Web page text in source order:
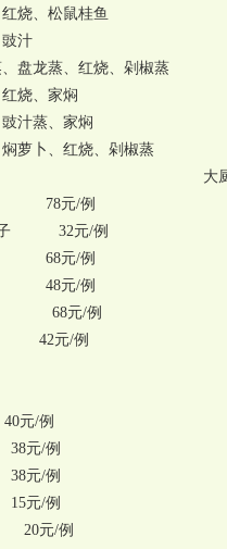
烧、松鼠桂鱼
汁
盘龙蒸、红烧、剁椒蒸
烧、家焖
汁蒸、家焖
萝卜、红烧、剁椒蒸
大
78元/例
子 32元/例
68元/例
48元/例
旺 68元/例
42元/例
40元/
元/例
元/例
元/例
20元/例